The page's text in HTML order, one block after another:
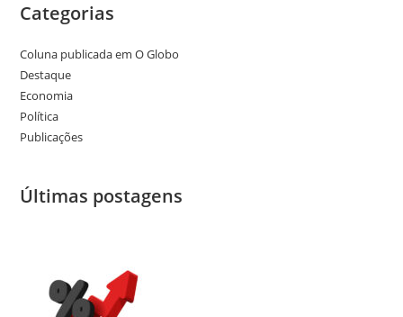
Categorias
Coluna publicada em O Globo
Destaque
Economia
Política
Publicações
Últimas postagens